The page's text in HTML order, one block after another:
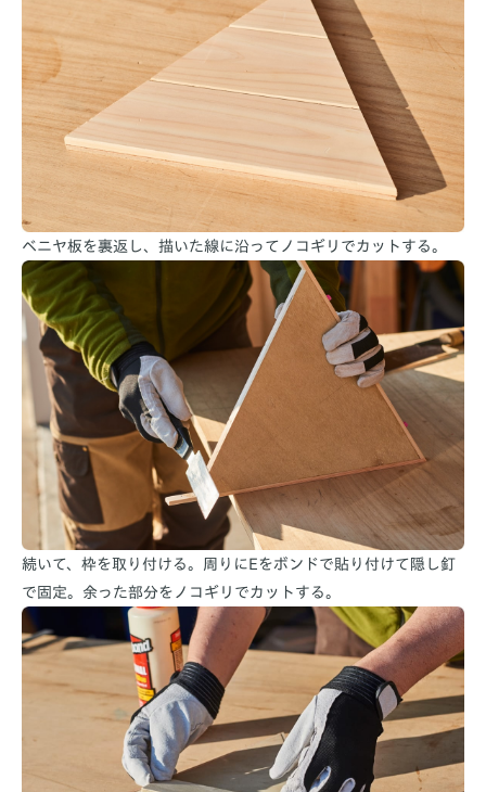
ベニヤ板を裏返し、描いた線に沿ってノコギリでカットする。
続いて、枠を取り付ける。周りにEをボンドで貼り付けて隠し釘
で固定。余った部分をノコギリでカットする。